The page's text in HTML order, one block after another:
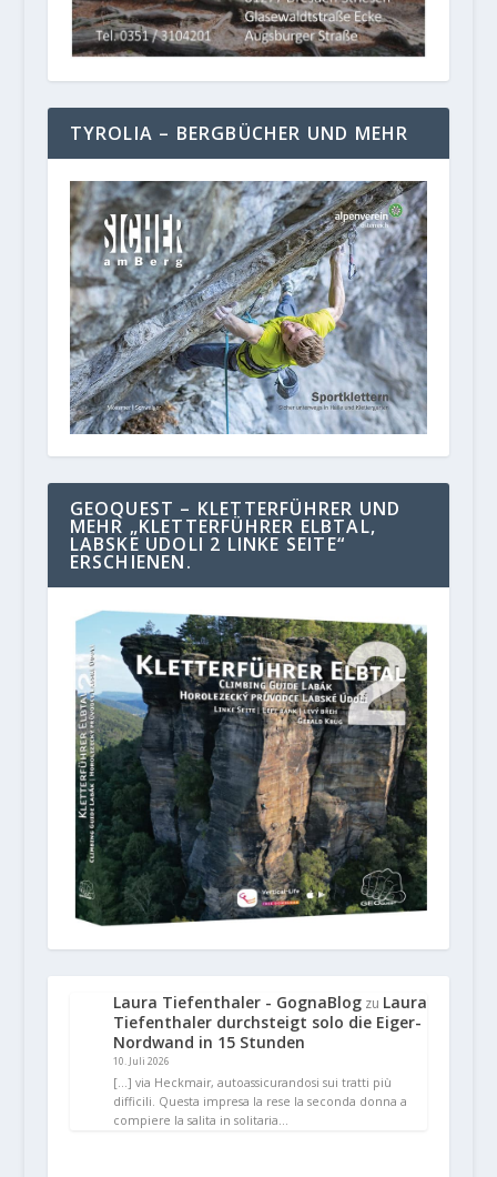
TYROLIA – BERGBÜCHER UND MEHR
GEOQUEST – KLETTERFÜHRER UND
MEHR „KLETTERFÜHRER ELBTAL,
LABSKE UDOLI 2 LINKE SEITE“
ERSCHIENEN.
Laura Tiefenthaler - GognaBlogzu Laura
Tiefenthaler durchsteigt solo die Eiger-
Nordwand in 15 Stunden
10. Juli 2026
[…] via Heckmair, autoassicurandosi sui tratti più
difficili. Questa impresa la rese la seconda donna a
compiere la salita in solitaria…